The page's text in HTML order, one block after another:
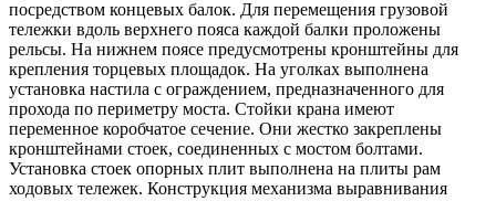
посредством концевых балок. Для перемещения грузовой
тележки вдоль верхнего пояса каждой балки проложены
рельсы. На нижнем поясе предусмотрены кронштейны для
крепления торцевых площадок. На уголках выполнена
установка настила с ограждением, предназначенного для
прохода по периметру моста. Стойки крана имеют
переменное коробчатое сечение. Они жестко закреплены
кронштейнами стоек, соединенных с мостом болтами.
Установка стоек опорных плит выполнена на плиты рам
ходовых тележек. Конструкция механизма выравнивания